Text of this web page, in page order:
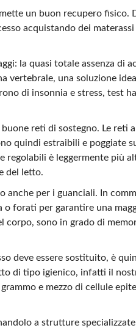
un buon recupero fisico.
acquistando dei
la quasi totale assenza di
vertebrale, una soluzione
di insonnia e stress, test
reti di sostegno. Le reti
quindi estraibili e poggiate
regolabili è leggermente più
del letto.
anche per i guanciali. In
forati per garantire una
corpo, sono in grado di
deve essere sostituito, è
di tipo igienico, infatti il
e mezzo di cellule
a strutture